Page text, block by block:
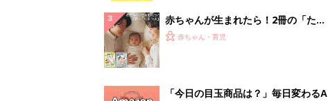
赤ちゃんが生まれたら！2冊の「たま
ひよ」
赤ちゃん・育児
「今日の目玉商品は？」毎日変わるA